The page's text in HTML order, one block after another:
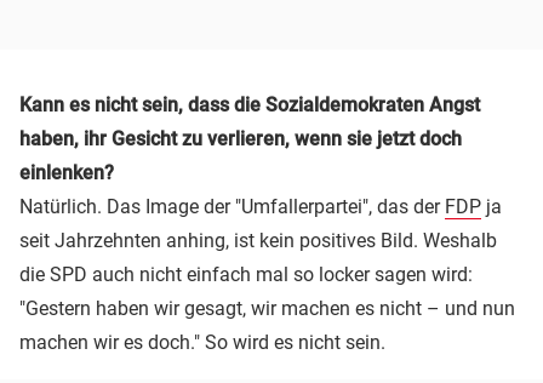
Kann es nicht sein, dass die Sozialdemokraten Angst
haben, ihr Gesicht zu verlieren, wenn sie jetzt doch
einlenken?
Natürlich. Das Image der "Umfallerpartei", das der FDP ja
seit Jahrzehnten anhing, ist kein positives Bild. Weshalb
die SPD auch nicht einfach mal so locker sagen wird:
"Gestern haben wir gesagt, wir machen es nicht – und nun
machen wir es doch." So wird es nicht sein.